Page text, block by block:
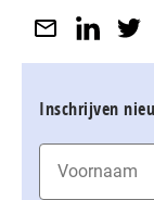
Inschrijven